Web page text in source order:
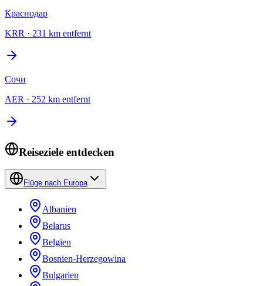
Краснодар
KRR · 231 km entfernt
Сочи
AER · 252 km entfernt
Reiseziele entdecken
Flüge nach Europa
Albanien
Belarus
Belgien
Bosnien-Herzegowina
Bulgarien